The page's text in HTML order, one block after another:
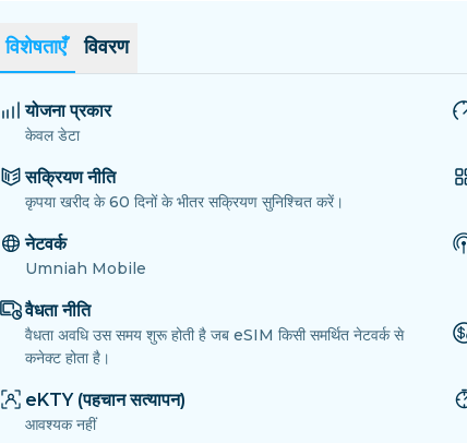
विशेषताएँ विवरण
योजना प्रकार
केवल डेटा
सक्रियण नीति
कृपया खरीद के 60 दिनों के भीतर सक्रियण सुनिश्चित करें।
नेटवर्क
Umniah Mobile
वैधता नीति
वैधता अवधि उस समय शुरू होती है जब eSIM किसी समर्थित नेटवर्क से
कनेक्ट होता है।
eKTY (पहचान सत्यापन)
आवश्यक नहीं